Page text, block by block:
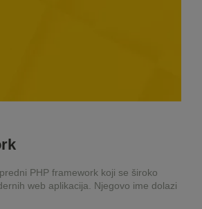
PHP framework koji se široko
web aplikacija. Njegovo ime dolazi